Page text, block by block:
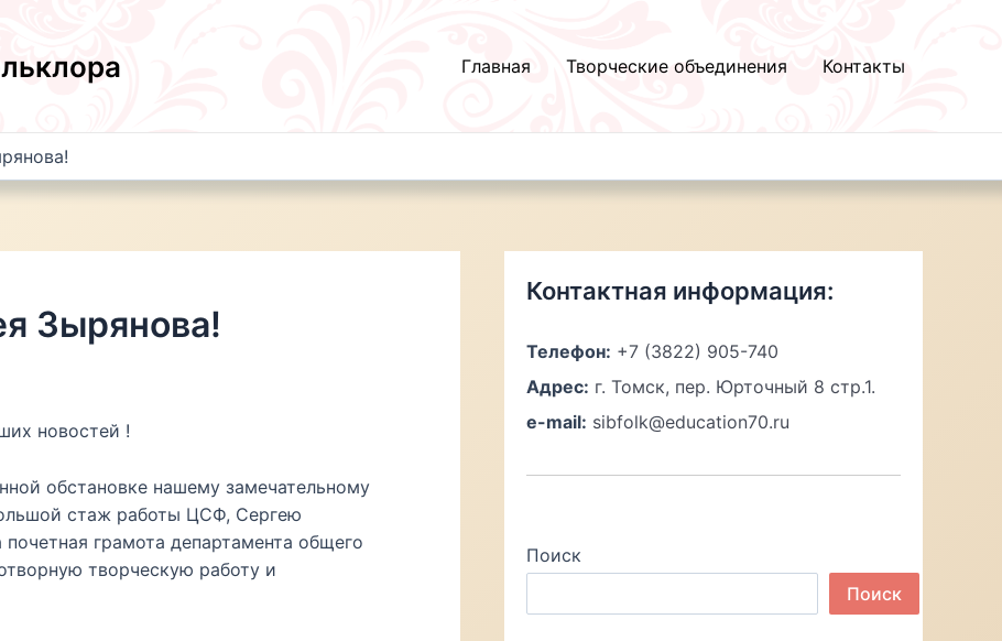
Главная Творческие объединения Контакты
Зырянова!
новостей !
обстановке нашему замечательному
стаж работы ЦСФ, Сергею
грамота департамента общего
творческую работу и
Контактная информация:
Телефон: +7 (3822) 905-740
Адрес: г. Томск, пер. Юрточный 8 стр.1.
e-mail: sibfolk@education70.ru
Поиск
Поиск